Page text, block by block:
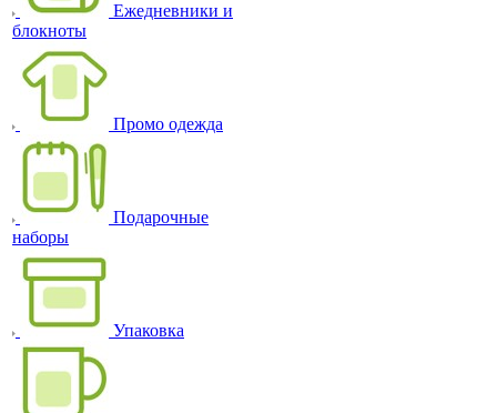
Ежедневники и
блокноты
Промо одежда
Подарочные
наборы
Упаковка